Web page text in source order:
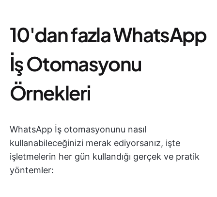
10'dan fazla WhatsApp
İş Otomasyonu
Örnekleri
WhatsApp İş otomasyonunu nasıl
kullanabileceğinizi merak ediyorsanız, işte
işletmelerin her gün kullandığı gerçek ve pratik
yöntemler: